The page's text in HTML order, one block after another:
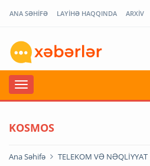
ANA SƏHİFƏ LAYİHƏ HAQQINDA ARXİV
KOSMOS
Ana Səhifə TELEKOM VƏ NƏQLİYYAT